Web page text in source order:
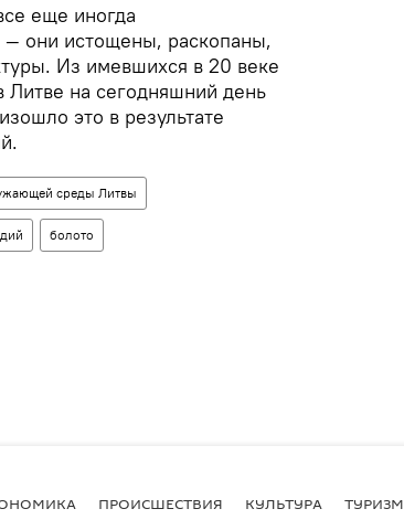
еще иногда
— они истощены, раскопаны,
Из имевшихся в 20 веке
Литве на сегодняшний день
это в результате
среды Литвы
болото
ПРОИСШЕСТВИЯ КУЛЬТУРА ТУРИЗМ